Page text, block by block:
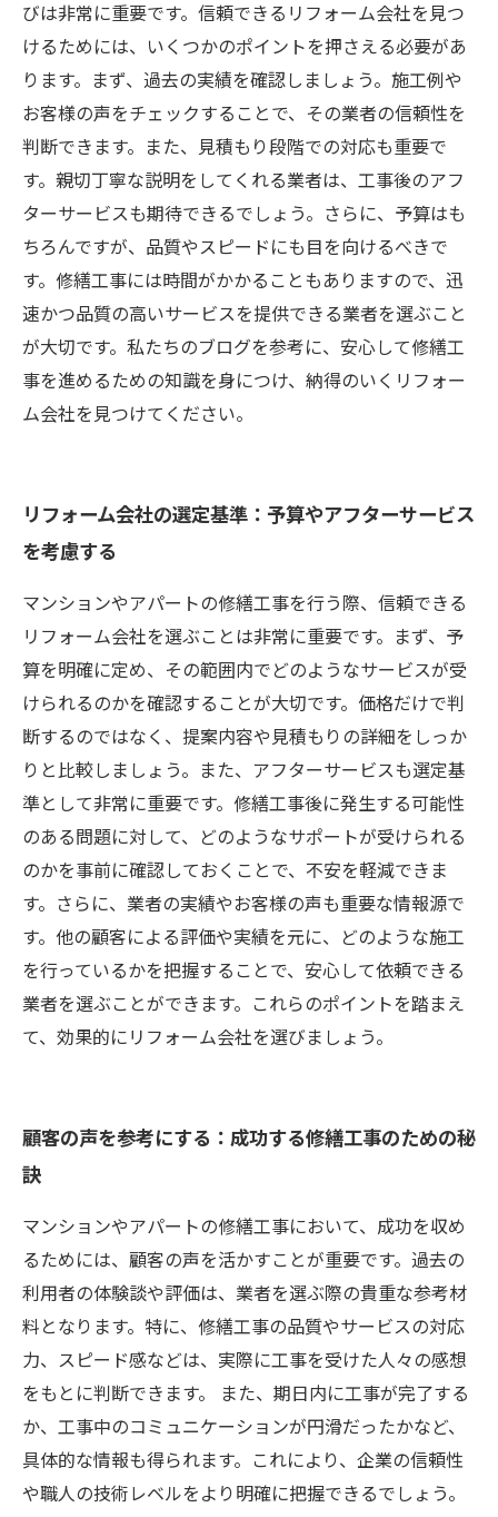
びは非常に重要です。信頼できるリフォーム会社を見つ
けるためには、いくつかのポイントを押さえる必要があ
ります。まず、過去の実績を確認しましょう。施工例や
お客様の声をチェックすることで、その業者の信頼性を
判断できます。また、見積もり段階での対応も重要で
す。親切丁寧な説明をしてくれる業者は、工事後のアフ
ターサービスも期待できるでしょう。さらに、予算はも
ちろんですが、品質やスピードにも目を向けるべきで
す。修繕工事には時間がかかることもありますので、迅
速かつ品質の高いサービスを提供できる業者を選ぶこと
が大切です。私たちのブログを参考に、安心して修繕工
事を進めるための知識を身につけ、納得のいくリフォー
ム会社を見つけてください。
リフォーム会社の選定基準：予算やアフターサービス
を考慮する
マンションやアパートの修繕工事を行う際、信頼できる
リフォーム会社を選ぶことは非常に重要です。まず、予
算を明確に定め、その範囲内でどのようなサービスが受
けられるのかを確認することが大切です。価格だけで判
断するのではなく、提案内容や見積もりの詳細をしっか
りと比較しましょう。また、アフターサービスも選定基
準として非常に重要です。修繕工事後に発生する可能性
のある問題に対して、どのようなサポートが受けられる
のかを事前に確認しておくことで、不安を軽減できま
す。さらに、業者の実績やお客様の声も重要な情報源で
す。他の顧客による評価や実績を元に、どのような施工
を行っているかを把握することで、安心して依頼できる
業者を選ぶことができます。これらのポイントを踏まえ
て、効果的にリフォーム会社を選びましょう。
顧客の声を参考にする：成功する修繕工事のための秘
訣
マンションやアパートの修繕工事において、成功を収め
るためには、顧客の声を活かすことが重要です。過去の
利用者の体験談や評価は、業者を選ぶ際の貴重な参考材
料となります。特に、修繕工事の品質やサービスの対応
力、スピード感などは、実際に工事を受けた人々の感想
をもとに判断できます。 また、期日内に工事が完了する
か、工事中のコミュニケーションが円滑だったかなど、
具体的な情報も得られます。これにより、企業の信頼性
や職人の技術レベルをより明確に把握できるでしょう。